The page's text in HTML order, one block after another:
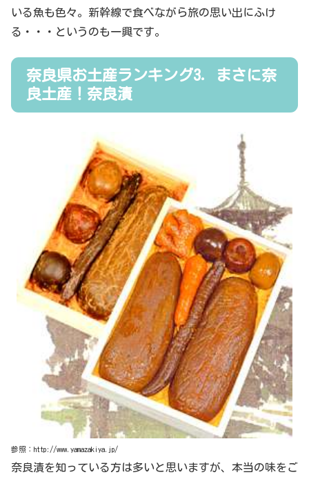
いる魚も色々。新幹線で食べながら旅の思い出にふけ
る・・・というのも一興です。
奈良県お土産ランキング3．まさに奈
良土産！奈良漬
参照：http://www.yamazakiya.jp/
奈良漬を知っている方は多いと思いますが、本当の味をご